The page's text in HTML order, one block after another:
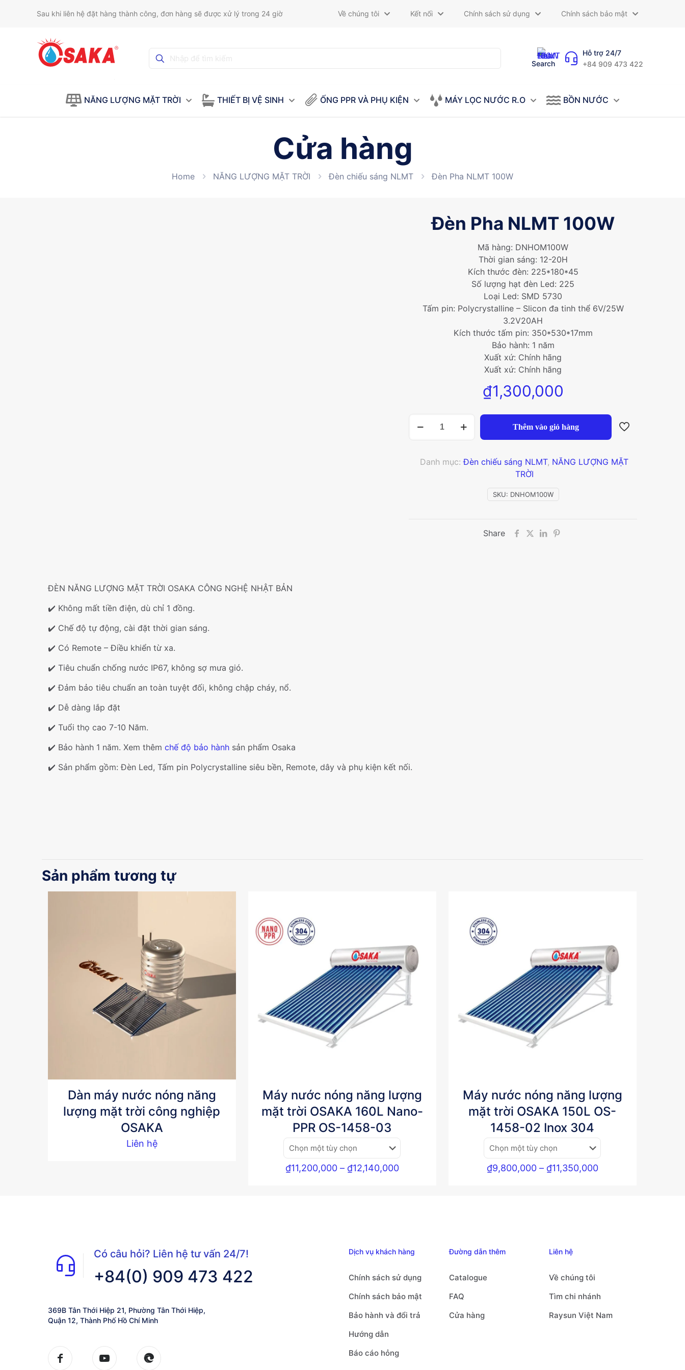
Sau khi liên hệ đặt hàng thành công, đơn hàng sẽ được xử lý trong 24 giờ Về chúng tôi Kết nối Chính sách sử dụng Chính sách bảo mật
Search
Hỗ trợ 24/7
+84 909 473 422
NĂNG LƯỢNG MẶT TRỜI THIẾT BỊ VỆ SINH ỐNG PPR VÀ PHỤ KIỆN MÁY LỌC NƯỚC R.O BỒN NƯỚC
Cửa hàng
Home NĂNG LƯỢNG MẶT TRỜI Đèn chiếu sáng NLMT Đèn Pha NLMT 100W
Đèn Pha NLMT 100W
Mã hàng: DNHOM100W
Thời gian sáng: 12-20H
Kích thước đèn: 225*180*45
Số lượng hạt đèn Led: 225
Loại Led: SMD 5730
Tấm pin: Polycrystalline – Slicon đa tinh thể 6V/25W
3.2V20AH
Kích thước tấm pin: 350*530*17mm
Bảo hành: 1 năm
Xuất xứ: Chính hãng
Xuất xứ: Chính hãng
₫1,300,000
Thêm vào giỏ hàng
SKU: DNHOM100W
Danh mục:Đèn chiếu sáng NLMT, NĂNG LƯỢNG MẶT
TRỜI
Share
ĐÈN NĂNG LƯỢNG MẶT TRỜI OSAKA CÔNG NGHỆ NHẬT BẢN
✔️ Không mất tiền điện, dù chỉ 1 đồng.
✔️ Chế độ tự động, cài đặt thời gian sáng.
✔️ Có Remote – Điều khiển từ xa.
✔️ Tiêu chuẩn chống nước IP67, không sợ mưa gió.
✔️ Đảm bảo tiêu chuẩn an toàn tuyệt đối, không chập cháy, nổ.
✔️ Dễ dàng lắp đặt
✔️ Tuổi thọ cao 7-10 Năm.
✔️ Bảo hành 1 năm. Xem thêm chế độ bảo hànhsản phẩm Osaka
✔️ Sản phẩm gồm: Đèn Led, Tấm pin Polycrystalline siêu bền, Remote, dây và phụ kiện kết nối.
Sản phẩm tương tự
Dàn máy nước nóng năng
lượng mặt trời công nghiệp
OSAKA
Liên hệ
Máy nước nóng năng lượng
mặt trời OSAKA 160L Nano-
PPR OS-1458-03
₫11,200,000 – ₫12,140,000Khoảng
Máy nước nóng năng lượng
mặt trời OSAKA 150L OS-
1458-02 Inox 304
₫9,800,000 – ₫11,350,000Khoảng
Có câu hỏi? Liên hệ tư vấn 24/7!
+84(0) 909 473 422
369B Tân Thới Hiệp 21, Phường Tân Thới Hiệp,
Quận 12, Thành Phố Hồ Chí Minh
Dịch vụ khách hàng
Chính sách sử dụng
Chính sách bảo mật
Bảo hành và đổi trả
Hướng dẫn
Báo cáo hỏng
Đường dẫn thêm
Catalogue
FAQ
Cửa hàng
Liên hệ
Về chúng tôi
Tìm chi nhánh
Raysun Việt Nam